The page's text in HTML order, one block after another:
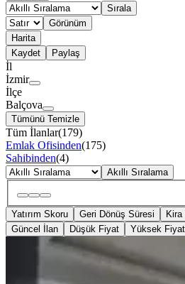
Sırala
Görünüm
Harita
Kaydet
Paylaş
İl
İzmir
İlçe
Balçova
Tümünü Temizle
Tüm İlanlar(179)
Emlak Ofisinden(175)
Sahibinden(4)
Akıllı Sıralama
Yatırım Skoru Geri Dönüş Süresi Kira
Güncel İlan
Düşük Fiyat Yüksek Fiyat
ÖNE ÇIKAN
Sakarya Cd
Kullanışlı 120